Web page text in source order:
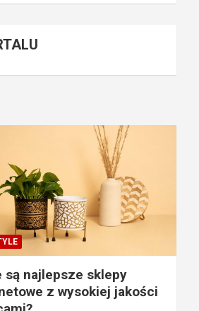
są najlepsze sklepy
z wysokiej jakości